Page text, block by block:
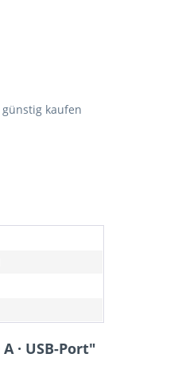
günstig kaufen
· USB-Port"